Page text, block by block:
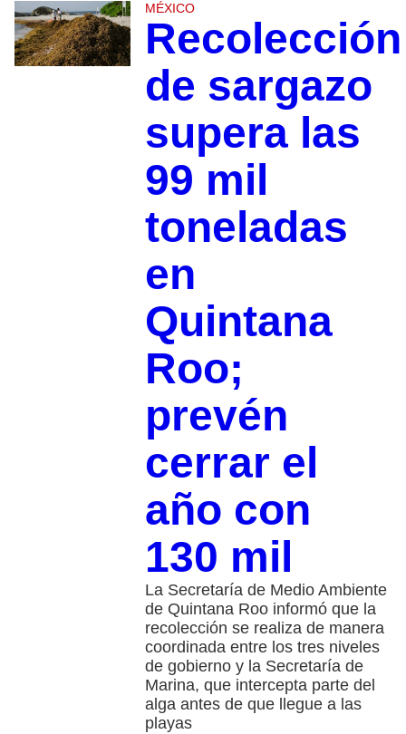
MÉXICO
Recolección
de sargazo
supera las
99 mil
toneladas
en
Quintana
Roo;
prevén
cerrar el
año con
130 mil
La Secretaría de Medio Ambiente
de Quintana Roo informó que la
recolección se realiza de manera
coordinada entre los tres niveles
de gobierno y la Secretaría de
Marina, que intercepta parte del
alga antes de que llegue a las
playas